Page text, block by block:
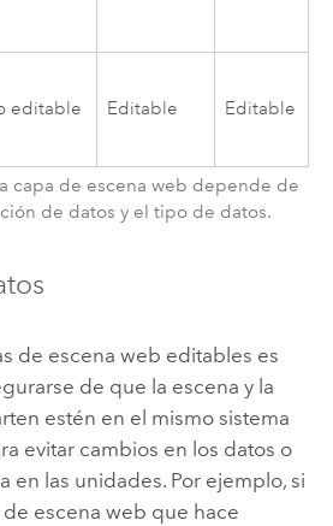
editable Editable Editable
capa de escena web depende de
de datos y el tipo de datos.
de escena web editables es
de que la escena y la
estén en el mismo sistema
evitar cambios en los datos o
en las unidades. Por ejemplo, si
escena web que hace